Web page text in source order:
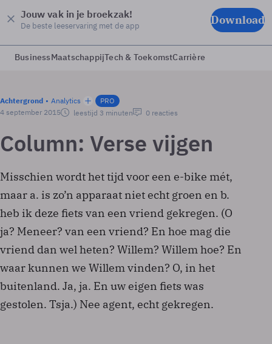
Jouw vak in je broekzak!
De beste leeservaring met de app Download
BusinessMaatschappijTech & ToekomstCarrière
Achtergrond Analytics
PRO
4 september 2015
leestijd 3 minuten 0 reacties
Column: Verse vijgen
Misschien wordt het tijd voor een e-bike mét,
maar a. is zo’n apparaat niet echt groen en b.
heb ik deze fiets van een vriend gekregen. (O
ja? Meneer? van een vriend? En hoe mag die
vriend dan wel heten? Willem? Willem hoe? En
waar kunnen we Willem vinden? O, in het
buitenland. Ja, ja. En uw eigen fiets was
gestolen. Tsja.) Nee agent, echt gekregen.